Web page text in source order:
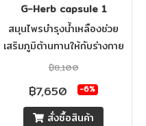
G-Herb capsule 1
สมุนไพรบำรุงน้ำเหลืองช่วย
เสริมภูมิต้านทานให้กับร่างกาย
฿8,100
฿7,650 -6%
สั่งซื้อสินค้า